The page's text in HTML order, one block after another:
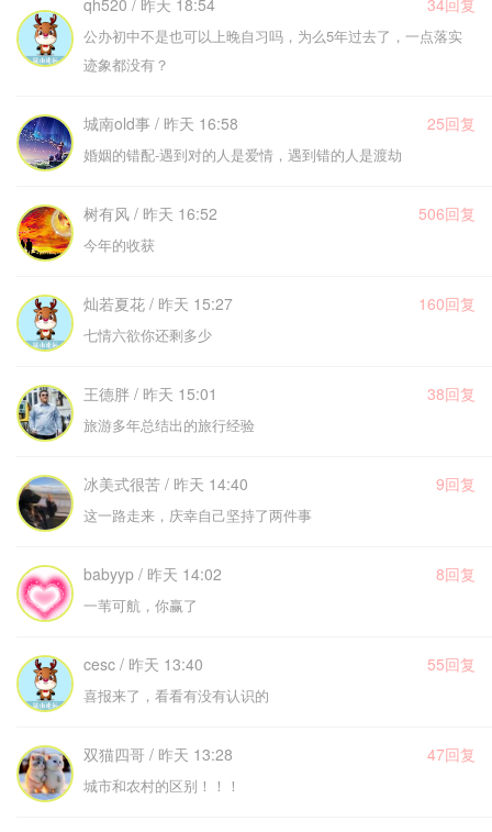
qh520 / 昨天 18:54 34回复
公办初中不是也可以上晚自习吗，为么5年过去了，一点落实
迹象都没有？
城南old事 / 昨天 16:58 25回复
婚姻的错配-遇到对的人是爱情，遇到错的人是渡劫
树有风 / 昨天 16:52 506回复
今年的收获
灿若夏花 / 昨天 15:27 160回复
七情六欲你还剩多少
王德胖 / 昨天 15:01 38回复
旅游多年总结出的旅行经验
冰美式很苦 / 昨天 14:40 9回复
这一路走来，庆幸自己坚持了两件事
babyyp / 昨天 14:02 8回复
一苇可航，你赢了
cesc / 昨天 13:40 55回复
喜报来了，看看有没有认识的
双猫四哥 / 昨天 13:28 47回复
城市和农村的区别！！！